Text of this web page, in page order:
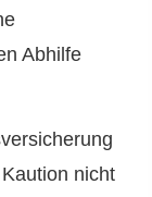
Abhilfe
nicht